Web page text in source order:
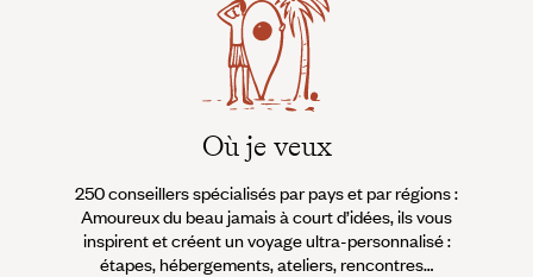
Où je veux
250 conseillers spécialisés par pays et par régions :
Amoureux du beau jamais à court d’idées, ils vous
inspirent et créent un voyage ultra-personnalisé :
étapes, hébergements, ateliers, rencontres…